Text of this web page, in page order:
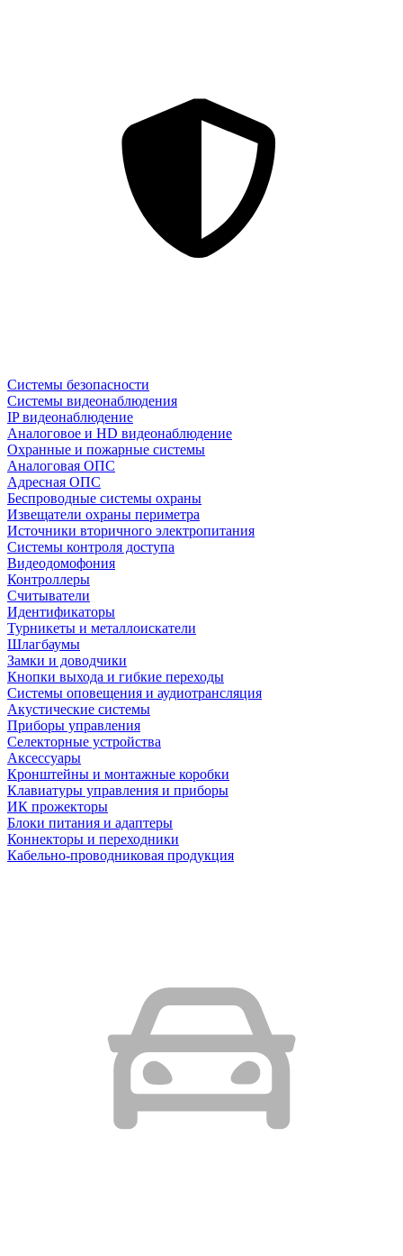
Системы безопасности
Системы видеонаблюдения
IP видеонаблюдение
Аналоговое и HD видеонаблюдение
Охранные и пожарные системы
Аналоговая ОПС
Адресная ОПС
Беспроводные системы охраны
Извещатели охраны периметра
Источники вторичного электропитания
Системы контроля доступа
Видеодомофония
Контроллеры
Считыватели
Идентификаторы
Турникеты и металлоискатели
Шлагбаумы
Замки и доводчики
Кнопки выхода и гибкие переходы
Системы оповещения и аудиотрансляция
Акустические системы
Приборы управления
Селекторные устройства
Аксессуары
Кронштейны и монтажные коробки
Клавиатуры управления и приборы
ИК прожекторы
Блоки питания и адаптеры
Коннекторы и переходники
Кабельно-проводниковая продукция